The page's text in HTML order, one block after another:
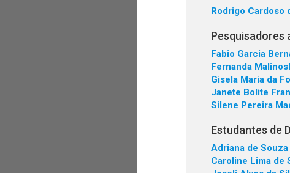
Rodrigo Cardoso
Pesquisadores
Fabio Garcia
Fernanda
Gisela Maria da
Janete Bolite
Silene Pereira
Estudantes de
Adriana de Souza
Caroline Lima de